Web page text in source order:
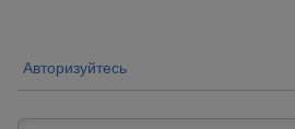
Авторизуйтесь